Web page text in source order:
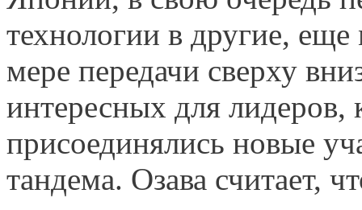
технологии в другие,
мере передачи сверху
интересных для
присоединялись новые
тандема. Озава считает,